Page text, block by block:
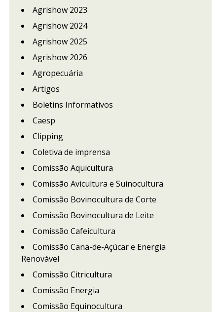
Agrishow 2023
Agrishow 2024
Agrishow 2025
Agrishow 2026
Agropecuária
Artigos
Boletins Informativos
Caesp
Clipping
Coletiva de imprensa
Comissão Aquicultura
Comissão Avicultura e Suinocultura
Comissão Bovinocultura de Corte
Comissão Bovinocultura de Leite
Comissão Cafeicultura
Comissão Cana-de-Açúcar e Energia
Renovável
Comissão Citricultura
Comissão Energia
Comissão Equinocultura